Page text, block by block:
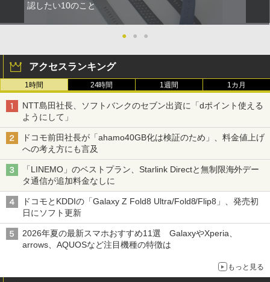
認したい10のこと
● ● ●
アクセスランキング
1時間 24時間 1週間 1カ月
NTT島田社長、ソフトバンクのセブン出資に「dポイント使える
ようにして」
ドコモ前田社長が「ahamo40GB化は検証のため」、料金値上げ
への考え方にも言及
「LINEMO」のベストプラン、Starlink Directと無制限海外デー
タ通信が追加料金なしに
ドコモとKDDIの「Galaxy Z Fold8 Ultra/Fold8/Flip8」、発売初
日にソフト更新
2026年夏の最新スマホおすすめ11選 GalaxyやXperia、
arrows、AQUOSなど注目機種の特徴は
もっと見る